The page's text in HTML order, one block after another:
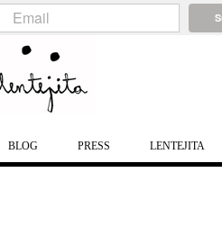
BLOG PRESS LENTEJITA